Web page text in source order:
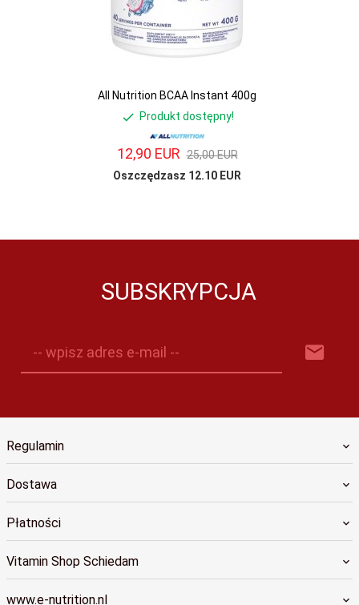
All Nutrition BCAA Instant 400g
Produkt dostępny!
12,90 EUR 25,00 EUR
Oszczędzasz 12.10 EUR
SUBSKRYPCJA
-- wpisz adres e-mail --
Regulamin
Dostawa
Płatności
Vitamin Shop Schiedam
www.e-nutrition.nl